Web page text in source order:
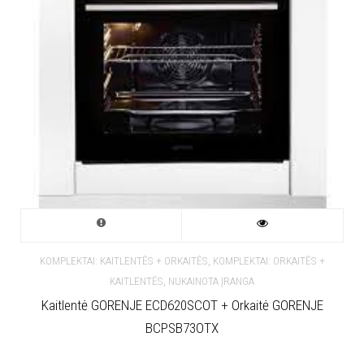
KOMPLEKTAI: KAITLENTĖS + ORKAITĖS, KOMPLEKTAI: ORKAITĖS +
KAITLENTĖS, NUKAINOTA ĮRANGA
Kaitlentė GORENJE ECD620SCOT + Orkaitė GORENJE
BCPSB73OTX